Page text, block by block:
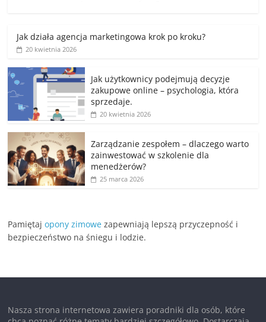
Jak działa agencja marketingowa krok po kroku?
20 kwietnia 2026
Jak użytkownicy podejmują decyzje
zakupowe online – psychologia, która
sprzedaje.
20 kwietnia 2026
Zarządzanie zespołem – dlaczego warto
zainwestować w szkolenie dla
menedżerów?
25 marca 2026
Pamiętajopony zimowe zapewniają lepszą przyczepność i
bezpieczeństwo na śniegu i lodzie.
Nasza strona internetowa zawiera poradniki dla osób, które